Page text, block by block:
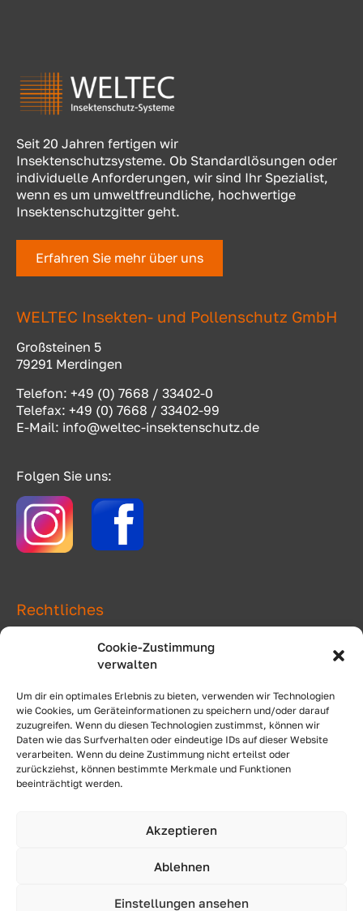
Cookie-Zustimmung
verwalten
Um dir ein optimales Erlebnis zu bieten, verwenden wir Technologien
wie Cookies, um Geräteinformationen zu speichern und/oder darauf
zuzugreifen. Wenn du diesen Technologien zustimmst, können wir
Daten wie das Surfverhalten oder eindeutige IDs auf dieser Website
verarbeiten. Wenn du deine Zustimmung nicht erteilst oder
zurückziehst, können bestimmte Merkmale und Funktionen
beeinträchtigt werden.
Akzeptieren
Ablehnen
Einstellungen ansehen
Seit 20 Jahren fertigen wir
Insektenschutzsysteme. Ob Standardlösungen oder
individuelle Anforderungen, wir sind Ihr Spezialist,
wenn es um umweltfreundliche, hochwertige
Insektenschutzgitter geht.
Erfahren Sie mehr über uns
WELTEC Insekten- und Pollenschutz GmbH
Großsteinen 5
79291 Merdingen
Telefon: +49 (0) 7668 / 33402-0
Telefax: +49 (0) 7668 / 33402-99
E-Mail: info@weltec-insektenschutz.de
Folgen Sie uns:
Rechtliches
Cookie-Richtlinien
Fachpartner
AGB
Blog